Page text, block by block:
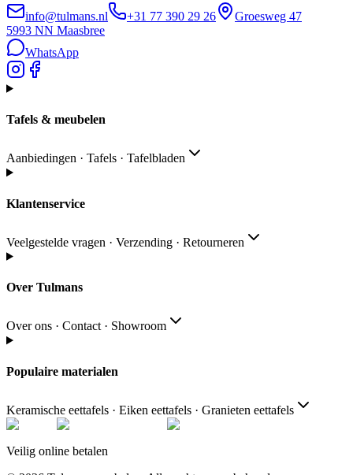
info@tulmans.nl +31 77 390 29 26
Groesweg 47
5993 NN Maasbree
WhatsApp
Tafels & meubelen
Aanbiedingen · Tafels · Tafelbladen
Klantenservice
Veelgestelde vragen · Verzending · Retourneren
Over Tulmans
Over ons · Contact · Showroom
Populaire materialen
Keramische eettafels · Eiken eettafels · Granieten eettafels
Veilig online betalen